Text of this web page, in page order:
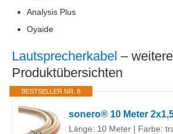
Analysis Plus
Oyaide
Lautsprecherkabel – weitere
Produktübersichten
BESTSELLER NR. 8
Länge: 10 Meter | Farbe: